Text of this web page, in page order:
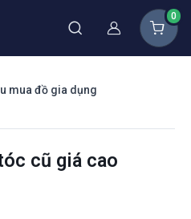
Thành viên
0
mua đồ gia dụng
cũ giá cao